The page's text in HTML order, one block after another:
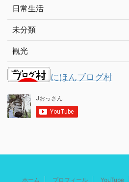
日常生活
未分類
観光
にほんブログ村
ホーム プロフィール YouTube